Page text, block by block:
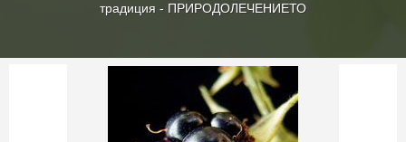
традиция - ПРИРОДОЛЕЧЕНИЕТО